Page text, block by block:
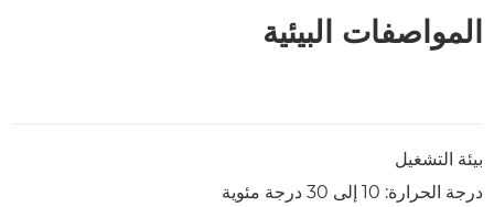
المواصفات البيئية
بيئة التشغيل
درجة الحرارة‏: 10 إلى 30 درجة مئوية